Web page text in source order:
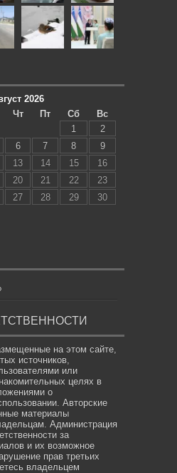
2026
Чт Пт Сб
Вс
1
2
6 7 8
9
13 14 15
16
20 21 22
23
27 28 29
30
на этом сайте,
источников,
или
целях в
о
Авторские
материалы
Администрация
за
и их возможное
прав третьих
владельцем